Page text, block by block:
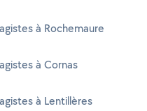
à Rochemaure
à Cornas
à Lentillères